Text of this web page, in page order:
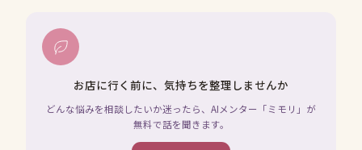
お店に行く前に、気持ちを整理しませんか
どんな悩みを相談したいか迷ったら、AIメンター「ミモリ」が
無料で話を聞きます。